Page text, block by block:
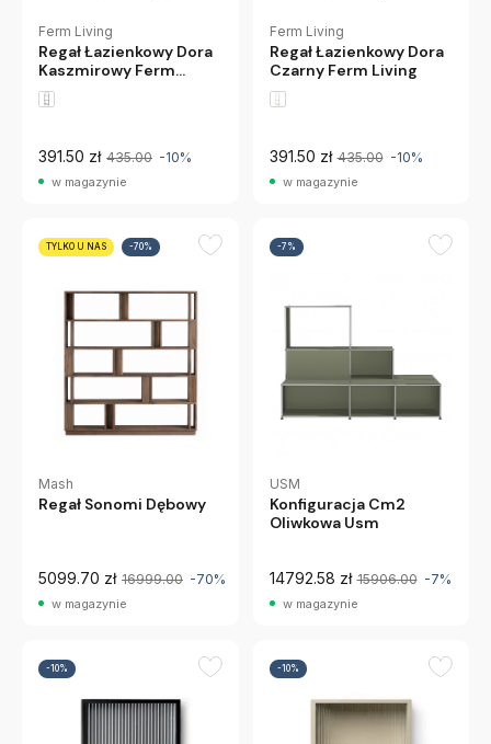
Ferm Living
Regał Łazienkowy Dora
Kaszmirowy Ferm
Living
391.50 zł 435.00 -10%
w magazynie
Ferm Living
Regał Łazienkowy Dora
Czarny Ferm Living
391.50 zł 435.00 -10%
w magazynie
TYLKO U NAS -70%
Mash
Regał Sonomi Dębowy
5099.70 zł 16999.00 -70%
w magazynie
-7%
USM
Konfiguracja Cm2
Oliwkowa Usm
14792.58 zł 15906.00 -7%
w magazynie
-10% -10%